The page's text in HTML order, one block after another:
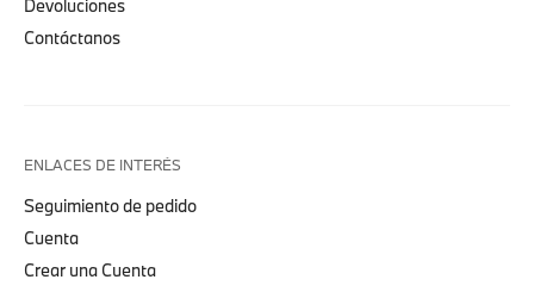
Devoluciones
Contáctanos
ENLACES DE INTERÉS
Seguimiento de pedido
Cuenta
Crear una Cuenta